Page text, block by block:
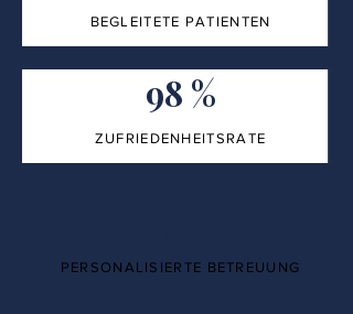
BEGLEITETE PATIENTEN
98 %
ZUFRIEDENHEITSRATE
PERSONALISIERTE BETREUUNG